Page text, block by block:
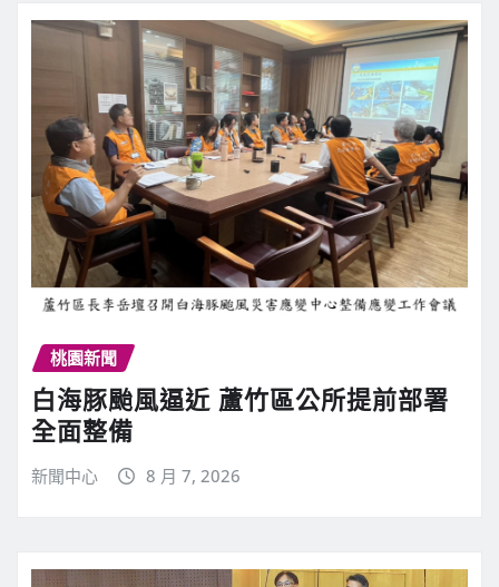
桃園新聞
白海豚颱風逼近 蘆竹區公所提前部署
全面整備
新聞中心 8 月 7, 2026